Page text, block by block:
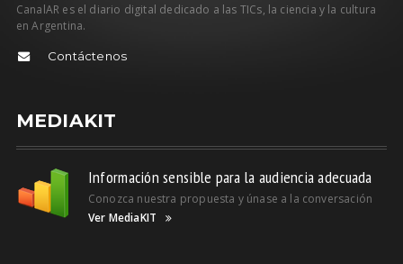
CanalAR es el diario digital dedicado a las TICs, la ciencia y la cultura
en Argentina.
Contáctenos
MEDIAKIT
Información sensible para la audiencia adecuada
Conozca nuestra propuesta y únase a la conversación
Ver MediaKIT